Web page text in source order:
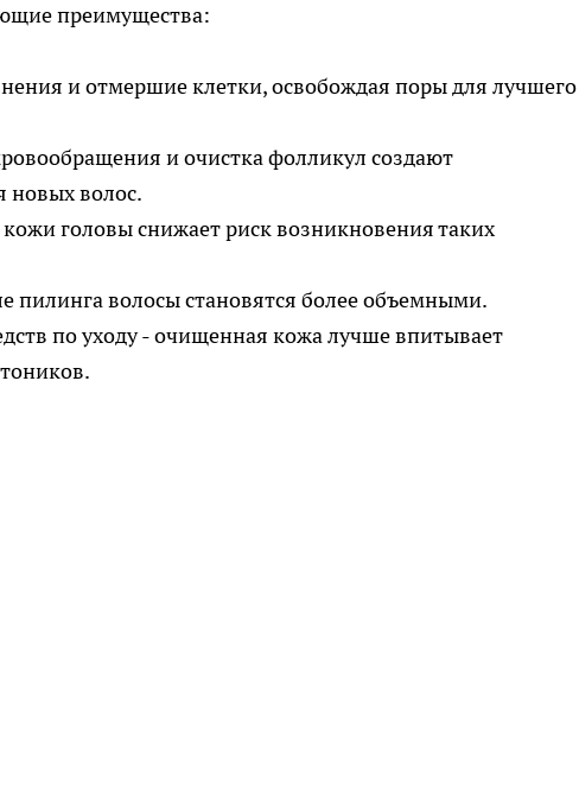
преимущества:
и отмершие клетки, освобождая поры для лучшего
и очистка фолликул создают
новых волос.
головы снижает риск возникновения таких
пилинга волосы становятся более объемными.
по уходу - очищенная кожа лучше впитывает